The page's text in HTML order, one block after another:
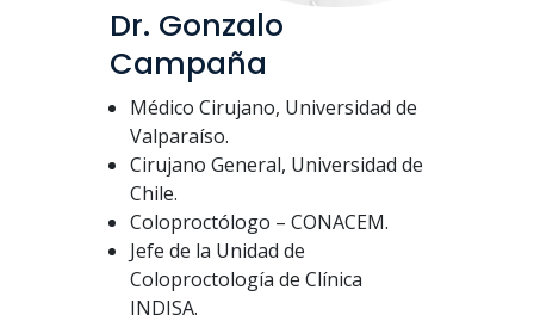
Dr. Gonzalo
Campaña
Médico Cirujano, Universidad de
Valparaíso.
Cirujano General, Universidad de
Chile.
Coloproctólogo – CONACEM​.
Jefe de la Unidad de
Coloproctología de Clínica
INDISA.